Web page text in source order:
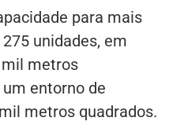
para mais
unidades, em
metros
entorno de
metros quadrados.